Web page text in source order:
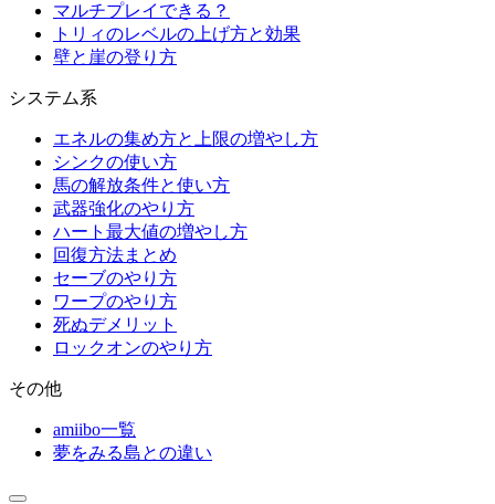
マルチプレイできる？
トリィのレベルの上げ方と効果
壁と崖の登り方
システム系
エネルの集め方と上限の増やし方
シンクの使い方
馬の解放条件と使い方
武器強化のやり方
ハート最大値の増やし方
回復方法まとめ
セーブのやり方
ワープのやり方
死ぬデメリット
ロックオンのやり方
その他
amiibo一覧
夢をみる島との違い